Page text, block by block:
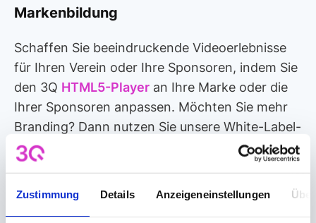
Zustimmung Details Anzeigeneinstellungen
Markenbildung
Schaffen Sie beeindruckende Videoerlebnisse
für Ihren Verein oder Ihre Sponsoren, indem Sie
den 3Q HTML5-Player an Ihre Marke oder die
Ihrer Sponsoren anpassen. Möchten Sie mehr
Branding? Dann nutzen Sie unsere White-Label-
Lösung für eine eigene
– Ihr „Netflix“
auf Ihrer Webseite.
Live, Live to VOD, VOD